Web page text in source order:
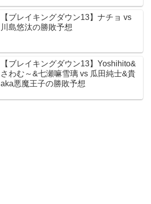
【ブレイキングダウン13】ナチョ vs
川島悠汰の勝敗予想
【ブレイキングダウン13】Yoshihito&
さわむ～&七瀬嘛雪璃 vs 瓜田純士&貴
aka悪魔王子の勝敗予想